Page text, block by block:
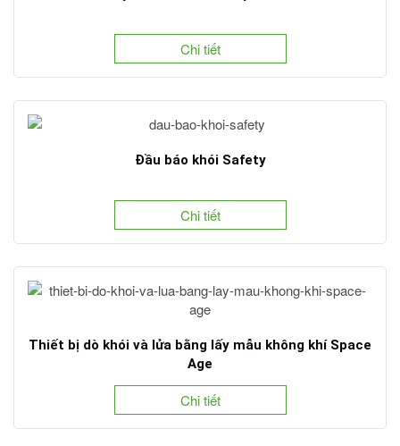
Chi tiết
Đầu báo khói Safety
Chi tiết
Thiết bị dò khói và lửa bằng lấy mẫu không khí Space
Age
Chi tiết